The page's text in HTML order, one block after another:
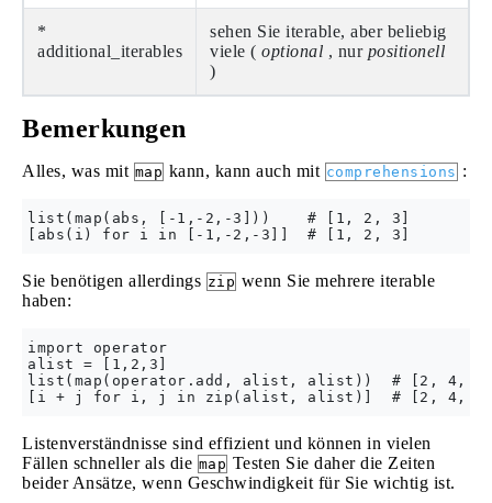
*
additional_iterables
sehen Sie iterable, aber beliebig
viele ( optional , nur positionell
)
Bemerkungen
Alles, was mit map kann, kann auch mit comprehensions :
list(map(abs, [-1,-2,-3]))    # [1, 2, 3]
Sie benötigen allerdings zip wenn Sie mehrere iterable
haben:
import operator
alist = [1,2,3]
list(map(operator.add, alist, alist))  # [2, 4,
Listenverständnisse sind effizient und können in vielen
Fällen schneller als die map Testen Sie daher die Zeiten
beider Ansätze, wenn Geschwindigkeit für Sie wichtig ist.